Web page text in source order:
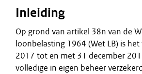
Inleiding
Op grond van artikel 38n van de
loonbelasting 1964 (Wet LB) is het
2017 tot en met 31 december
volledige in eigen beheer